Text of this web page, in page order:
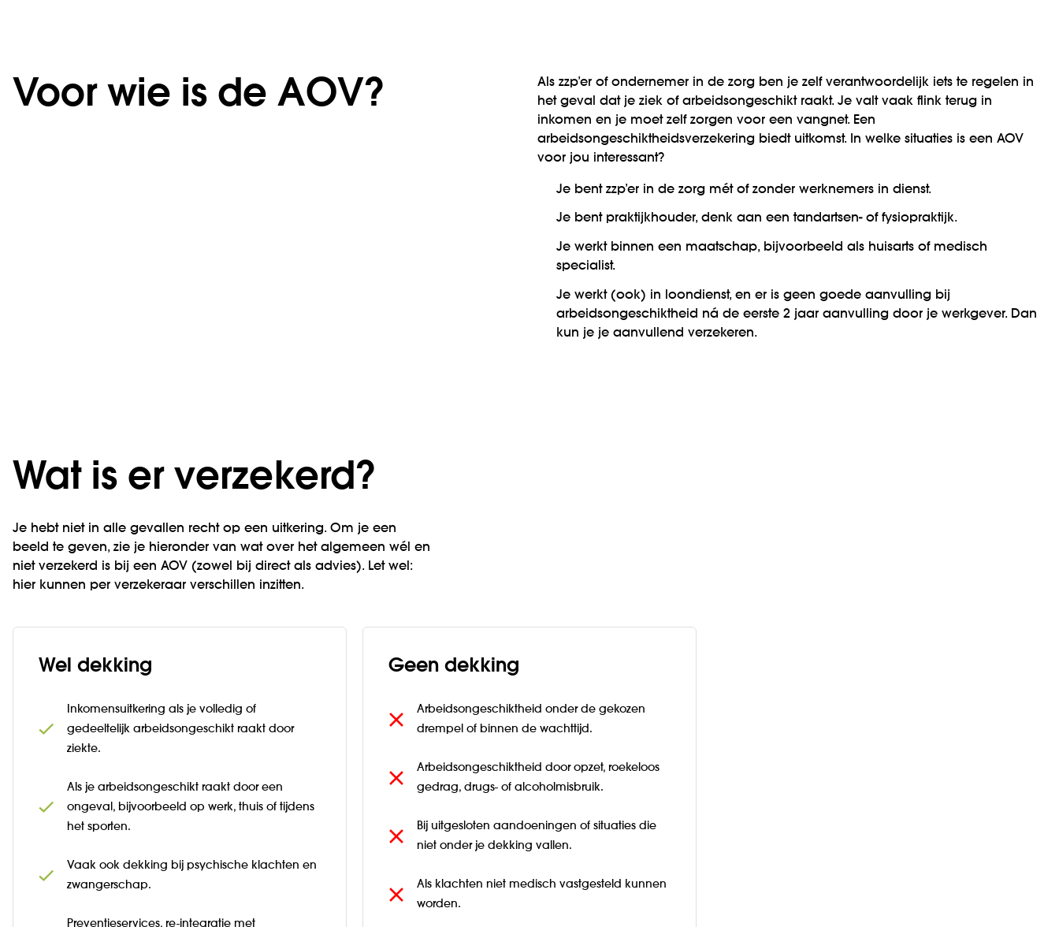
Voor wie is de AOV?
Als zzp’er of ondernemer in de zorg ben je zelf verantwoordelijk iets te regelen in
het geval dat je ziek of arbeidsongeschikt raakt. Je valt vaak flink terug in
inkomen en je moet zelf zorgen voor een vangnet. Een
arbeidsongeschiktheidsverzekering biedt uitkomst. In welke situaties is een AOV
voor jou interessant?
Je bent zzp’er in de zorg mét of zonder werknemers in dienst.
Je bent praktijkhouder, denk aan een tandartsen- of fysiopraktijk.
Je werkt binnen een maatschap, bijvoorbeeld als huisarts of medisch
specialist.
Je werkt (ook) in loondienst, en er is geen goede aanvulling bij
arbeidsongeschiktheid ná de eerste 2 jaar aanvulling door je werkgever. Dan
kun je je aanvullend verzekeren.
Wat is er verzekerd?
Je hebt niet in alle gevallen recht op een uitkering. Om je een
beeld te geven, zie je hieronder van wat over het algemeen wél en
niet verzekerd is bij een AOV (zowel bij direct als advies). Let wel:
hier kunnen per verzekeraar verschillen inzitten.
Wel dekking
Inkomensuitkering als je volledig of
gedeeltelijk arbeidsongeschikt raakt door
ziekte.
Als je arbeidsongeschikt raakt door een
ongeval, bijvoorbeeld op werk, thuis of tijdens
het sporten.
Vaak ook dekking bij psychische klachten en
zwangerschap.
Preventieservices, re-integratie met
Geen dekking
Arbeidsongeschiktheid onder de gekozen
drempel of binnen de wachttijd.
Arbeidsongeschiktheid door opzet, roekeloos
gedrag, drugs- of alcoholmisbruik.
Bij uitgesloten aandoeningen of situaties die
niet onder je dekking vallen.
Als klachten niet medisch vastgesteld kunnen
worden.